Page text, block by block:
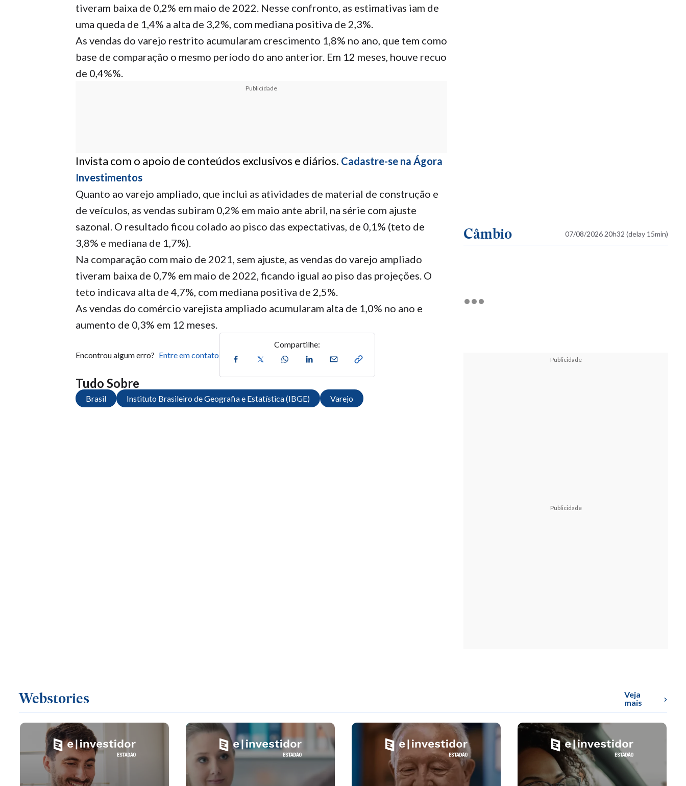
tiveram baixa de 0,2% em maio de 2022. Nesse confronto, as estimativas iam de
uma queda de 1,4% a alta de 3,2%, com mediana positiva de 2,3%.
As vendas do varejo restrito acumularam crescimento 1,8% no ano, que tem como
base de comparação o mesmo período do ano anterior. Em 12 meses, houve recuo
de 0,4%%.
Publicidade
Invista com o apoio de conteúdos exclusivos e diários. Cadastre-se na Ágora
Investimentos
Quanto ao varejo ampliado, que inclui as atividades de material de construção e
de veículos, as vendas subiram 0,2% em maio ante abril, na série com ajuste
sazonal. O resultado ficou colado ao pisco das expectativas, de 0,1% (teto de
3,8% e mediana de 1,7%).
Na comparação com maio de 2021, sem ajuste, as vendas do varejo ampliado
tiveram baixa de 0,7% em maio de 2022, ficando igual ao piso das projeções. O
teto indicava alta de 4,7%, com mediana positiva de 2,5%.
As vendas do comércio varejista ampliado acumularam alta de 1,0% no ano e
aumento de 0,3% em 12 meses.
Encontrou algum erro? Entre em contato
Compartilhe:
Tudo Sobre
Brasil Instituto Brasileiro de Geografia e Estatística (IBGE) Varejo
Câmbio 07/08/2026 20h32 (delay 15min)
Publicidade
Publicidade
Webstories
Veja
mais